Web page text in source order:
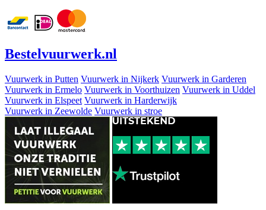
Bestelvuurwerk.nl
Vuurwerk in Putten Vuurwerk in Nijkerk Vuurwerk in Garderen
Vuurwerk in Ermelo Vuurwerk in Voorthuizen Vuurwerk in Uddel
Vuurwerk in Elspeet Vuurwerk in Harderwijk
Vuurwerk in Zeewolde Vuurwerk in stroe